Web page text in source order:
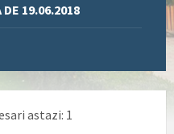
19.06.2018
astazi: 1